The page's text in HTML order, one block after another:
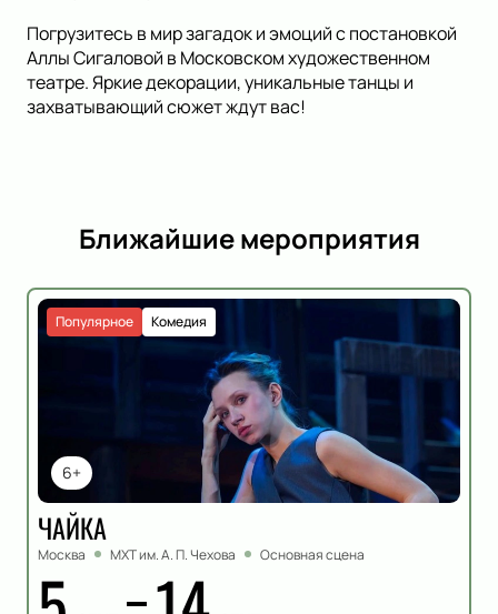
Погрузитесь в мир загадок и эмоций с постановкой
Аллы Сигаловой в Московском художественном
театре. Яркие декорации, уникальные танцы и
захватывающий сюжет ждут вас!
Ближайшие мероприятия
6+
Комедия
Популярное
ЧАЙКА
Москва МХТ им. А. П. Чехова Основная сцена